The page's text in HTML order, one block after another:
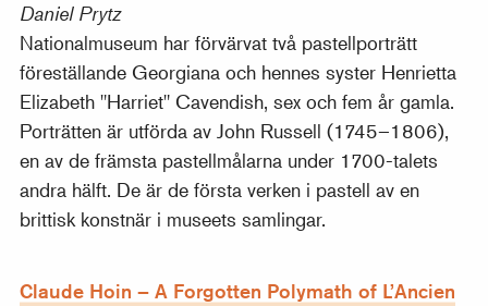
Daniel Prytz
Nationalmuseum har förvärvat två pastellporträtt
föreställande Georgiana och hennes syster Henrietta
Elizabeth "Harriet" Cavendish, sex och fem år gamla.
Porträtten är utförda av John Russell (1745–1806),
en av de främsta pastellmålarna under 1700-talets
andra hälft. De är de första verken i pastell av en
brittisk konstnär i museets samlingar.
Claude Hoin – A Forgotten Polymath of L’Ancien